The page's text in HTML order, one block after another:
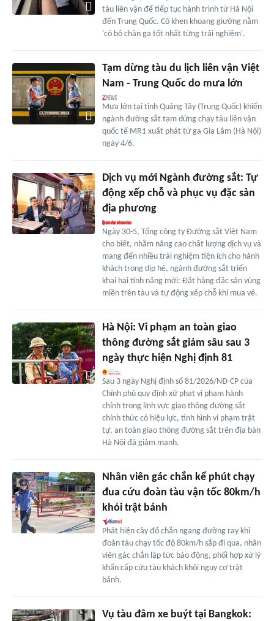
tàu liên vận để tiếp tục hành trình từ Hà Nội
đến Trung Quốc. Cô khen khoang giường nằm
'có bộ chăn ga tốt nhất từng trải nghiệm'.
Tạm dừng tàu du lịch liên vận Việt
Nam - Trung Quốc do mưa lớn
Mưa lớn tại tỉnh Quảng Tây (Trung Quốc) khiến
ngành đường sắt tạm dừng chạy tàu liên vận
quốc tế MR1 xuất phát từ ga Gia Lâm (Hà Nội)
ngày 4/6.
Dịch vụ mới Ngành đường sắt: Tự
động xếp chỗ và phục vụ đặc sản
địa phương
Ngày 30-5, Tổng công ty Đường sắt Việt Nam
cho biết, nhằm nâng cao chất lượng dịch vụ và
mang đến nhiều trải nghiệm tiện ích cho hành
khách trong dịp hè, ngành đường sắt triển
khai hai tính năng mới: Đặt hàng đặc sản vùng
miền trên tàu và tự động xếp chỗ khi mua vé.
Hà Nội: Vi phạm an toàn giao
thông đường sắt giảm sâu sau 3
ngày thực hiện Nghị định 81
Sau 3 ngày Nghị định số 81/2026/NĐ-CP của
Chính phủ quy định xử phạt vi phạm hành
chính trong lĩnh vực giao thông đường sắt
chính thức có hiệu lực, tình hình vi phạm trật
tự, an toàn giao thông đường sắt trên địa bàn
Hà Nội đã giảm mạnh.
Nhân viên gác chắn kể phút chạy
đua cứu đoàn tàu vận tốc 80km/h
khỏi trật bánh
Phát hiện cây đổ chắn ngang đường ray khi
đoàn tàu chạy tốc độ 80km/h sắp đi qua, nhân
viên gác chắn lập tức báo động, phối hợp xử lý
khẩn cấp cứu tàu khách khỏi nguy cơ trật
bánh.
Vụ tàu đâm xe buýt tại Bangkok: